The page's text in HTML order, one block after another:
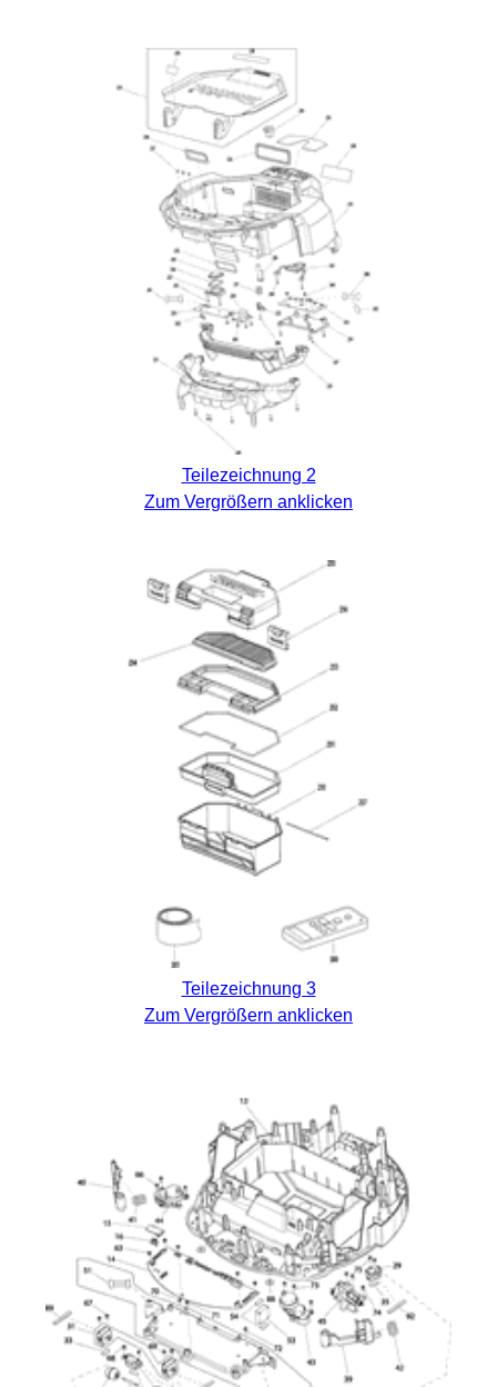
Teilezeichnung 2
Zum Vergrößern anklicken
Teilezeichnung 3
Zum Vergrößern anklicken